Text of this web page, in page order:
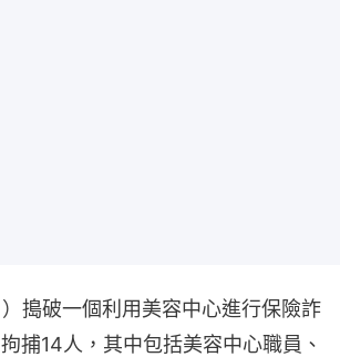
搗破一個利用美容中心進行保險詐
捕14人，其中包括美容中心職員、